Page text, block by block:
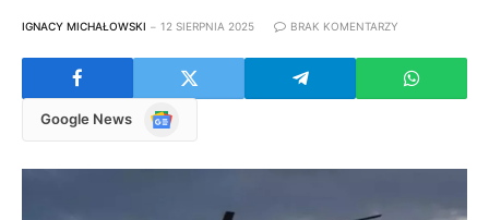
IGNACY MICHAŁOWSKI 12 SIERPNIA 2025 BRAK KOMENTARZY
Google News
Google